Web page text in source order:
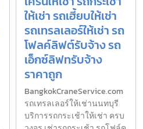
ให้เช่า รถเฮี้ยบให้เช่า
รถเทรลเลอร์ให้เช่า รถ
โฟลค์ลิฟต์รับจ้าง รถ
เอ็กซ์ลิฟทรับจ้าง
ราคาถูก
BangkokCraneService.com
รถเทรลเลอร์ให้เช่านนทบุรี
บริการรถกระเช้าให้เช่า ครบ